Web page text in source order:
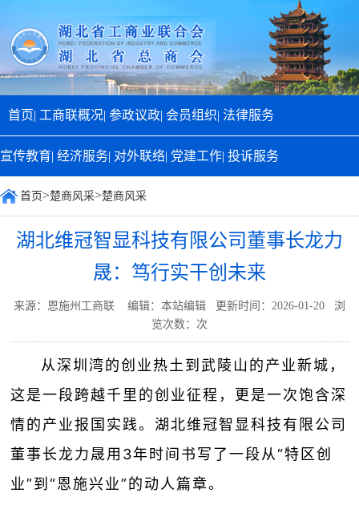
首页| 工商联概况| 参政议政| 会员组织| 法律服务
宣传教育| 经济服务| 对外联络| 党建工作| 投诉服务
首页>楚商风采>楚商风采
湖北维冠智显科技有限公司董事长龙力
晟：笃行实干创未来
来源：恩施州工商联 编辑：本站编辑 更新时间：2026-01-20 浏
览次数： 次
从深圳湾的创业热土到武陵山的产业新城，
这是一段跨越千里的创业征程，更是一次饱含深
情的产业报国实践。湖北维冠智显科技有限公司
董事长龙力晟用3年时间书写了一段从“特区创
业”到“恩施兴业”的动人篇章。